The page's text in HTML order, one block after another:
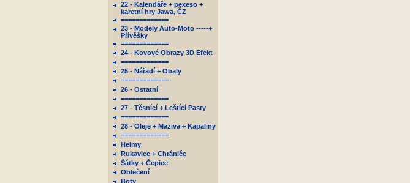
22 - Kalendáře + pexeso +
karetní hry Jawa, ČZ
=============
23 - Modely Auto-Moto -----+
Přívěšky
=============
24 - Kovové Obrazy 3D Efekt
=============
25 - Nářadí + Obaly
=============
26 - Ostatní
=============
27 - Těsnící + Leštící Pasty
=============
28 - Oleje + Maziva + Kapaliny
=============
Helmy
Rukavice + Chrániče
Šátky + Čepice
Oblečení
Boty